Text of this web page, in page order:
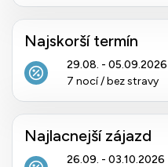
Najskorší termín
29.08. - 05.09.2026
7 nocí / bez stravy
Najlacnejší zájazd
26.09. - 03.10.2026